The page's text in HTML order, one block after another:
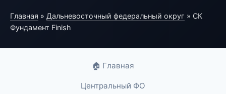
Главная » Дальневосточный федеральный округ » СК
Фундамент Finish
🏠 Главная
Центральный ФО